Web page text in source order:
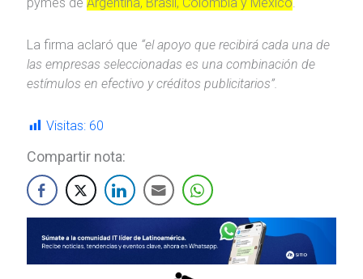
pymes de Argentina, Brasil, Colombia y México.
La firma aclaró que “el apoyo que recibirá cada una de
las empresas seleccionadas es una combinación de
estímulos en efectivo y créditos publicitarios”.
Visitas: 60
Compartir nota: